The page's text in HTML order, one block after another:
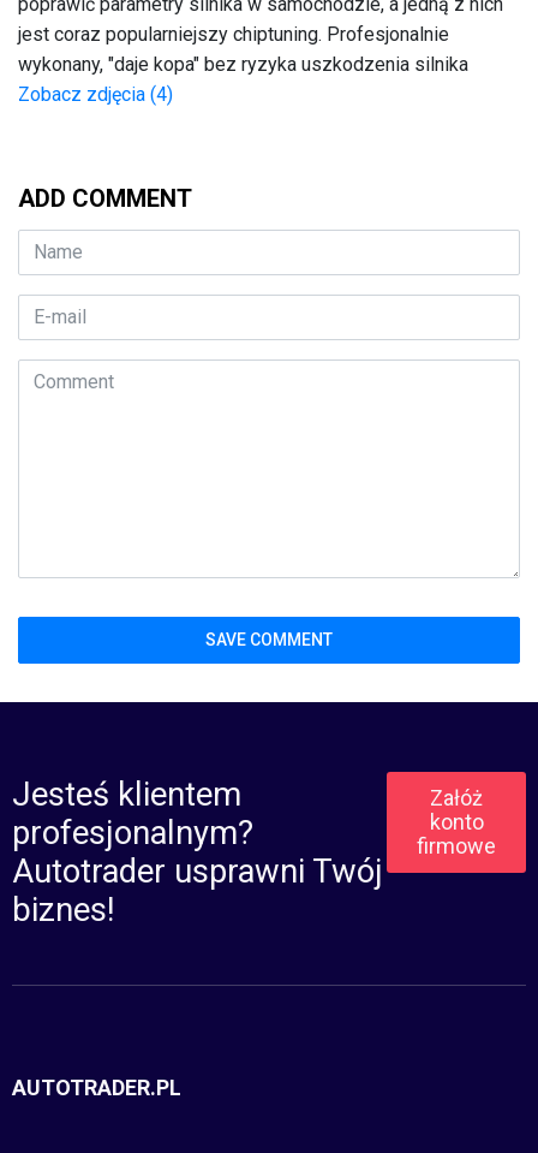
jest coraz popularniejszy chiptuning. Profesjonalnie
wykonany, "daje kopa" bez ryzyka uszkodzenia silnika
Zobacz zdjęcia (4)
ADD COMMENT
Jesteś klientem
profesjonalnym?
Autotrader usprawni Twój
biznes!
Załóż
konto
firmowe
AUTOTRADER.PL